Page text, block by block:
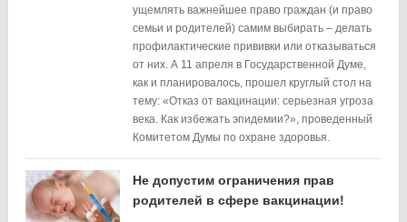
ущемлять важнейшее право граждан (и право
семьи и родителей) самим выбирать – делать
профилактические прививки или отказываться
от них. А 11 апреля в Государственной Думе,
как и планировалось, прошел круглый стол на
тему: «Отказ от вакцинации: серьезная угроза
века. Как избежать эпидемии?», проведенный
Комитетом Думы по охране здоровья.
Не допустим ограничения прав
родителей в сфере вакцинации!